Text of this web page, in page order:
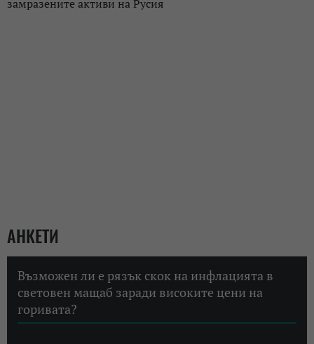
замразените активи на Русия
АНКЕТИ
Възможен ли е рязък скок на инфлацията в
световен мащаб заради високите цени на
горивата?